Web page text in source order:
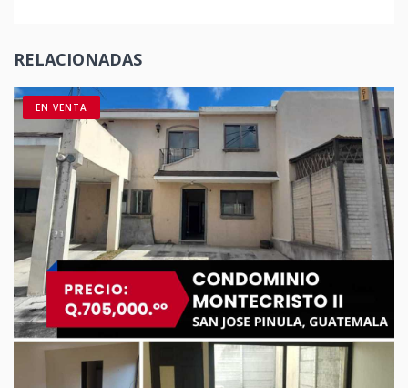
RELACIONADAS
EN VENTA